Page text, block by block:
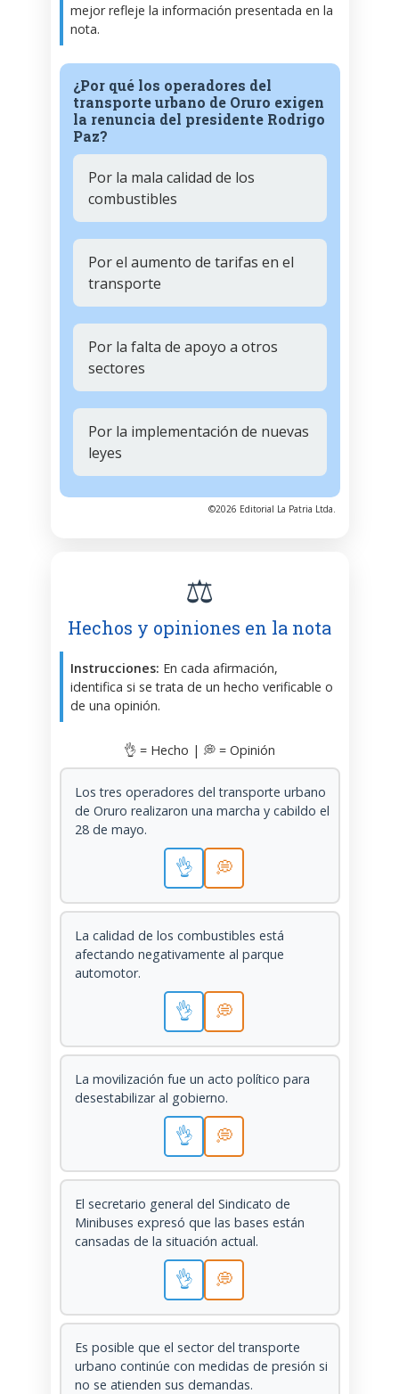
mejor refleje la información presentada en la
nota.
¿Por qué los operadores del
transporte urbano de Oruro exigen
la renuncia del presidente Rodrigo
Paz?
Por la mala calidad de los
combustibles
Por el aumento de tarifas en el
transporte
Por la falta de apoyo a otros
sectores
Por la implementación de nuevas
leyes
©2026 Editorial La Patria Ltda.
⚖️
Hechos y opiniones en la nota
Instrucciones: En cada afirmación,
identifica si se trata de un hecho verificable o
de una opinión.
👌 = Hecho | 💭 = Opinión
Los tres operadores del transporte urbano
de Oruro realizaron una marcha y cabildo el
28 de mayo.
👌 💭
La calidad de los combustibles está
afectando negativamente al parque
automotor.
👌 💭
La movilización fue un acto político para
desestabilizar al gobierno.
👌 💭
El secretario general del Sindicato de
Minibuses expresó que las bases están
cansadas de la situación actual.
👌 💭
Es posible que el sector del transporte
urbano continúe con medidas de presión si
no se atienden sus demandas.